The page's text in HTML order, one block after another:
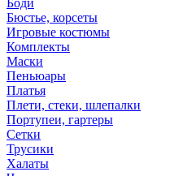
Боди
Бюстье, корсеты
Игровые костюмы
Комплекты
Маски
Пеньюары
Платья
Плети, стеки, шлепалки
Портупеи, гартеры
Сетки
Трусики
Халаты